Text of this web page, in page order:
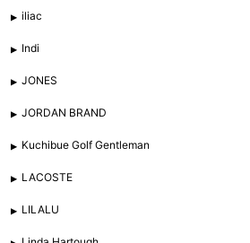
iliac
Indi
JONES
JORDAN BRAND
Kuchibue Golf Gentleman
LACOSTE
LILALU